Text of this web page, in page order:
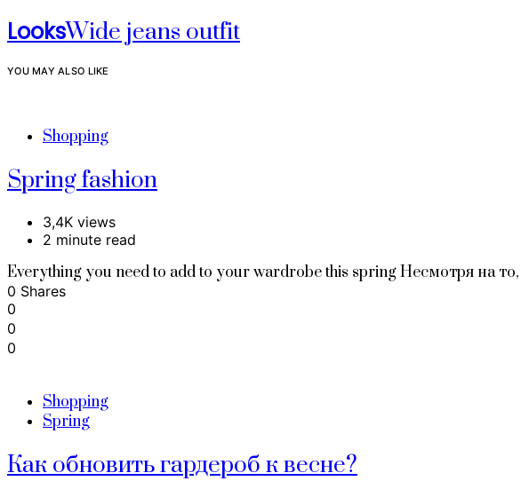
LooksWide jeans outfit
YOU MAY ALSO LIKE
Shopping
Spring fashion
3,4K views
2 minute read
Everything you need to add to your wardrobe this spring Несмотря на
0 Shares
0
0
0
Shopping
Spring
Как обновить гардероб к весне?